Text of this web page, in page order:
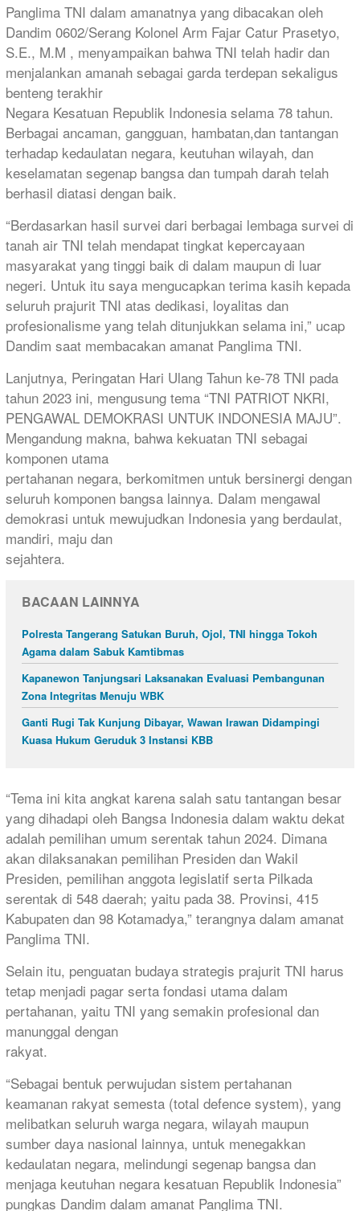
Panglima TNI dalam amanatnya yang dibacakan oleh
Dandim 0602/Serang Kolonel Arm Fajar Catur Prasetyo,
S.E., M.M , menyampaikan bahwa TNI telah hadir dan
menjalankan amanah sebagai garda terdepan sekaligus
benteng terakhir
Negara Kesatuan Republik Indonesia selama 78 tahun.
Berbagai ancaman, gangguan, hambatan,dan tantangan
terhadap kedaulatan negara, keutuhan wilayah, dan
keselamatan segenap bangsa dan tumpah darah telah
berhasil diatasi dengan baik.
“Berdasarkan hasil survei dari berbagai lembaga survei di
tanah air TNI telah mendapat tingkat kepercayaan
masyarakat yang tinggi baik di dalam maupun di luar
negeri. Untuk itu saya mengucapkan terima kasih kepada
seluruh prajurit TNI atas dedikasi, loyalitas dan
profesionalisme yang telah ditunjukkan selama ini,” ucap
Dandim saat membacakan amanat Panglima TNI.
Lanjutnya, Peringatan Hari Ulang Tahun ke-78 TNI pada
tahun 2023 ini, mengusung tema “TNI PATRIOT NKRI,
PENGAWAL DEMOKRASI UNTUK INDONESIA MAJU”.
Mengandung makna, bahwa kekuatan TNI sebagai
komponen utama
pertahanan negara, berkomitmen untuk bersinergi dengan
seluruh komponen bangsa lainnya. Dalam mengawal
demokrasi untuk mewujudkan Indonesia yang berdaulat,
mandiri, maju dan
sejahtera.
BACAAN LAINNYA
Polresta Tangerang Satukan Buruh, Ojol, TNI hingga Tokoh
Agama dalam Sabuk Kamtibmas
Kapanewon Tanjungsari Laksanakan Evaluasi Pembangunan
Zona Integritas Menuju WBK
Ganti Rugi Tak Kunjung Dibayar, Wawan Irawan Didampingi
Kuasa Hukum Geruduk 3 Instansi KBB
“Tema ini kita angkat karena salah satu tantangan besar
yang dihadapi oleh Bangsa Indonesia dalam waktu dekat
adalah pemilihan umum serentak tahun 2024. Dimana
akan dilaksanakan pemilihan Presiden dan Wakil
Presiden, pemilihan anggota legislatif serta Pilkada
serentak di 548 daerah; yaitu pada 38. Provinsi, 415
Kabupaten dan 98 Kotamadya,” terangnya dalam amanat
Panglima TNI.
Selain itu, penguatan budaya strategis prajurit TNI harus
tetap menjadi pagar serta fondasi utama dalam
pertahanan, yaitu TNI yang semakin profesional dan
manunggal dengan
rakyat.
“Sebagai bentuk perwujudan sistem pertahanan
keamanan rakyat semesta (total defence system), yang
melibatkan seluruh warga negara, wilayah maupun
sumber daya nasional lainnya, untuk menegakkan
kedaulatan negara, melindungi segenap bangsa dan
menjaga keutuhan negara kesatuan Republik Indonesia”
pungkas Dandim dalam amanat Panglima TNI.